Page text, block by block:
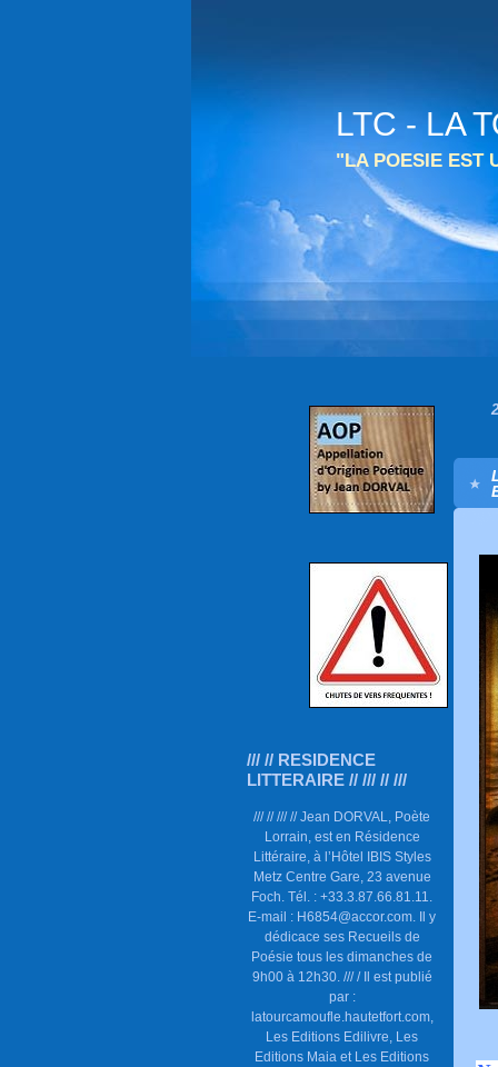
LTC - LA
"LA POESIE EST
/// // RESIDENCE
LITTERAIRE // /// // ///
/// // /// // Jean DORVAL, Poète
Lorrain, est en Résidence
Littéraire, à l’Hôtel IBIS Styles
Metz Centre Gare, 23 avenue
Foch. Tél. : +33.3.87.66.81.11.
E-mail : H6854@accor.com. Il y
dédicace ses Recueils de
Poésie tous les dimanches de
9h00 à 12h30. /// / Il est publié
par :
latourcamoufle.hautetfort.com,
Les Editions Edilivre, Les
Editions Maia et Les Editions